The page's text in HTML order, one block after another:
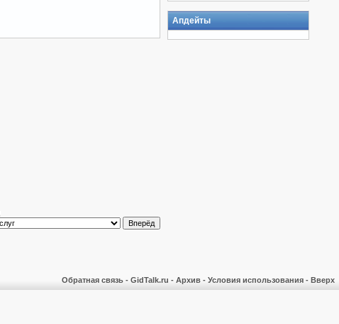
Апдейты
Обратная связь - GidTalk.ru - Архив - Условия использования - Вверх